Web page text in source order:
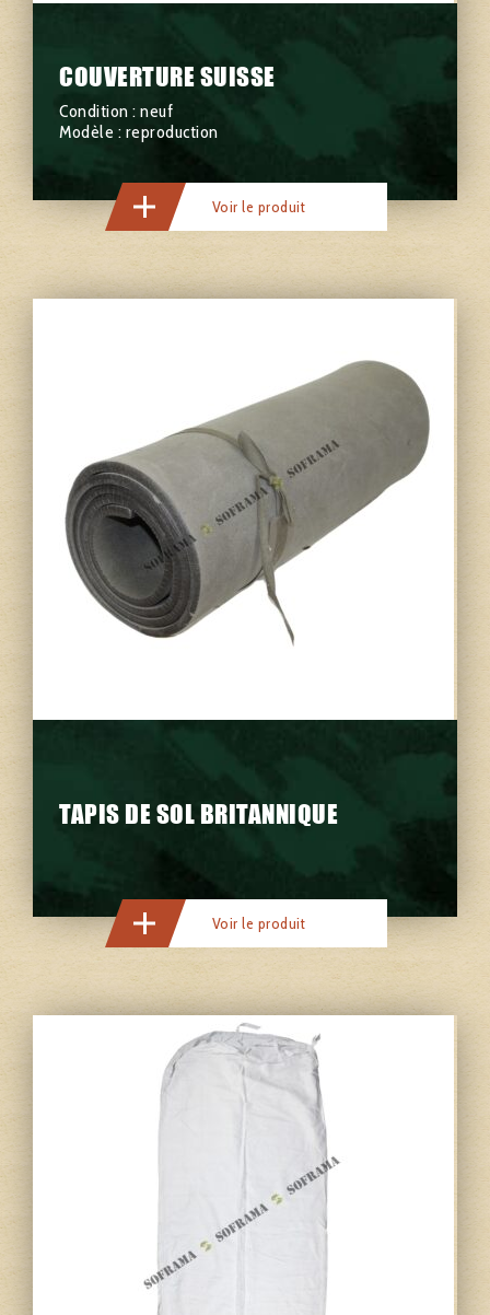
COUVERTURE SUISSE
Condition : neuf
Modèle : reproduction
Voir le produit
TAPIS DE SOL BRITANNIQUE
Voir le produit